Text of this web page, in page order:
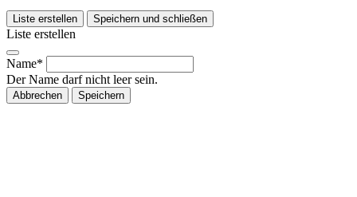
Liste erstellen Speichern und schließen
Liste erstellen
Name*
Der Name darf nicht leer sein.
Abbrechen Speichern